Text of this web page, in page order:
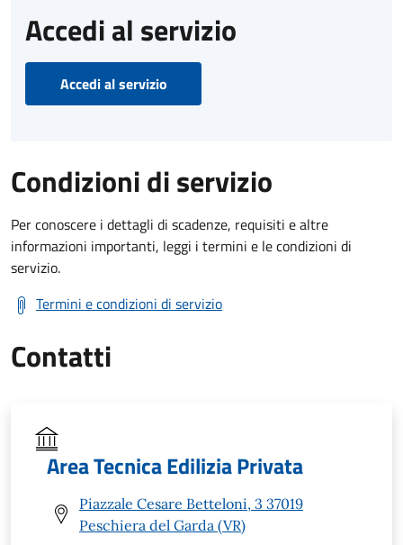
Accedi al servizio
Accedi al servizio
Condizioni di servizio
Per conoscere i dettagli di scadenze, requisiti e altre
informazioni importanti, leggi i termini e le condizioni di
servizio.
Termini e condizioni di servizio
Contatti
Area Tecnica Edilizia Privata
Piazzale Cesare Betteloni, 3 37019
Peschiera del Garda (VR)